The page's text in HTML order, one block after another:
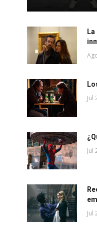
Jul
Jul
Jul